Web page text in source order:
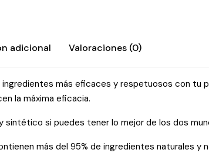
adicional Valoraciones (0)
ingredientes más eficaces y respetuosos con
la máxima eficacia.
sintético si puedes tener lo mejor de los dos
más del 95% de ingredientes naturales